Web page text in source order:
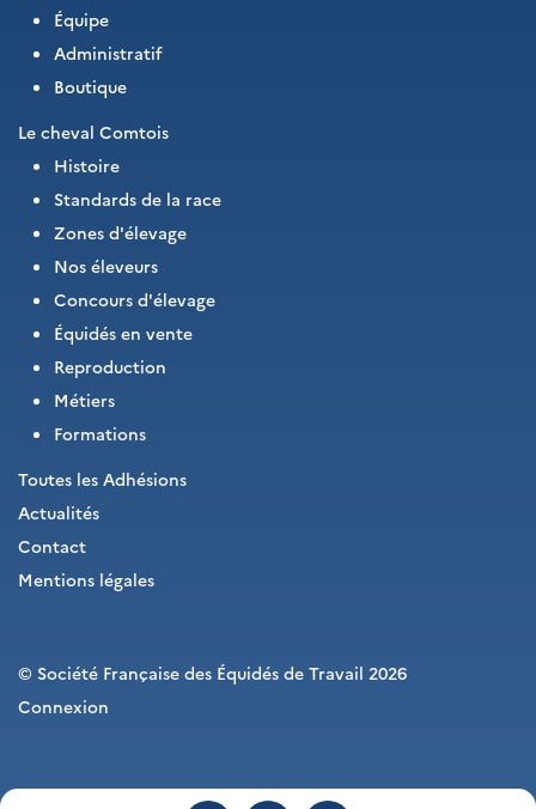
Équipe
Administratif
Boutique
Le cheval Comtois
Histoire
Standards de la race
Zones d'élevage
Nos éleveurs
Concours d'élevage
Équidés en vente
Reproduction
Métiers
Formations
Toutes les Adhésions
Actualités
Contact
Mentions légales
© Société Française des Équidés de Travail 2026
Connexion